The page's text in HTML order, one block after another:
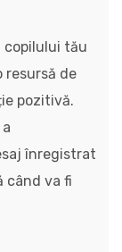
copilului tău
resursă de
pozitivă.
înregistrat
când va fi